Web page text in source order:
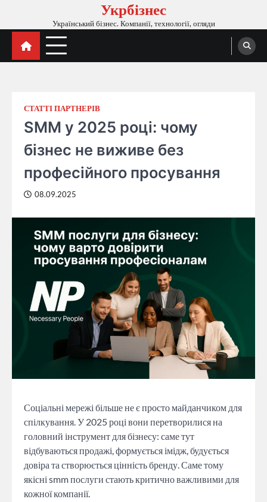
вмісту
Укрбізнес
Український бізнес. Компанії, технології, огляди
СТАТТІ ПАРТНЕРІВ
SMM у 2025 році: чому
бізнес не виживе без
професійного просування
08.09.2025
Соціальні мережі більше не є просто майданчиком для
спілкування. У 2025 році вони перетворилися на
головний інструмент для бізнесу: саме тут
відбуваються продажі, формується імідж, будується
довіра та створюється цінність бренду. Саме тому
якісні smm послуги стають критично важливими для
кожної компанії.